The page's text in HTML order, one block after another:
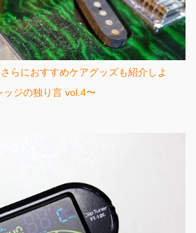
らにおすすめケアグッズも紹介しよ
ジの独り言 vol.4〜